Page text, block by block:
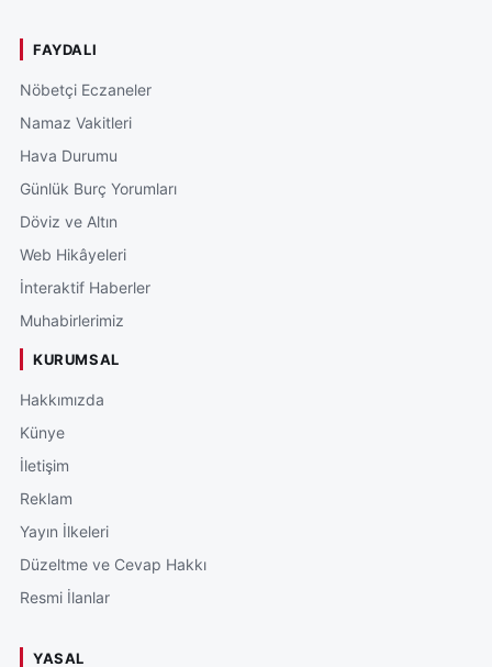
FAYDALI
Nöbetçi Eczaneler
Namaz Vakitleri
Hava Durumu
Günlük Burç Yorumları
Döviz ve Altın
Web Hikâyeleri
İnteraktif Haberler
Muhabirlerimiz
KURUMSAL
Hakkımızda
Künye
İletişim
Reklam
Yayın İlkeleri
Düzeltme ve Cevap Hakkı
Resmi İlanlar
YASAL